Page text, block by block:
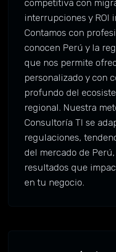
competitiva con
interrupciones y ROI
Contamos con
conocen Perú y la
que nos permite
personalizado y con
profundo del
regional. Nuestra
Consultoría TI se
regulaciones,
del mercado de
resultados que
en tu negocio.